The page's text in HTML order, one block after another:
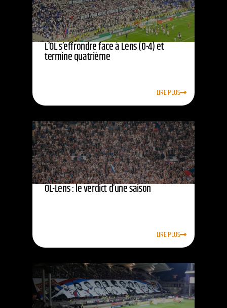
L’OL s’effrondre face à Lens (0-4) et
termine quatrième
LIRE PLUS
OL-Lens : le verdict d’une saison
LIRE PLUS